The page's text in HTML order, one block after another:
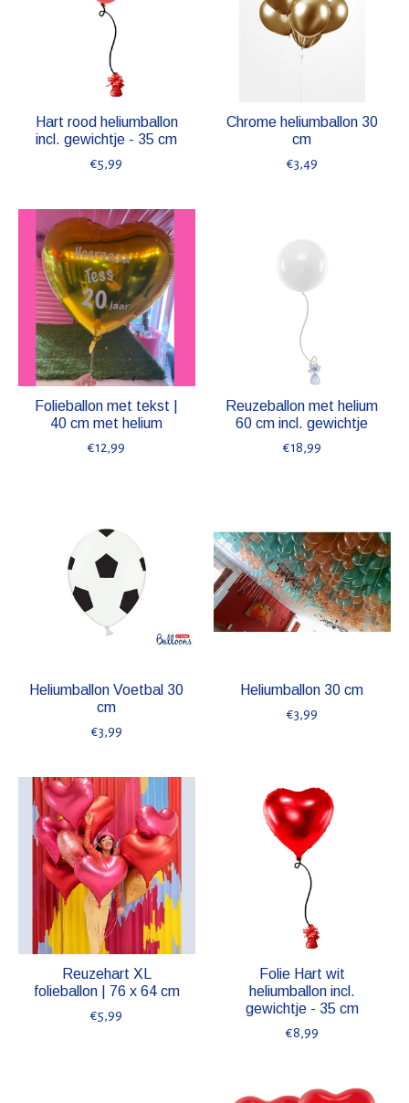
Hart rood heliumballon
incl. gewichtje - 35 cm
€5,99
Chrome heliumballon 30
cm
€3,49
Folieballon met tekst |
40 cm met helium
€12,99
Reuzeballon met helium
60 cm incl. gewichtje
€18,99
Heliumballon Voetbal 30
cm
€3,99
Heliumballon 30 cm
€3,99
Reuzehart XL
folieballon | 76 x 64 cm
€5,99
Folie Hart wit
heliumballon incl.
gewichtje - 35 cm
€8,99